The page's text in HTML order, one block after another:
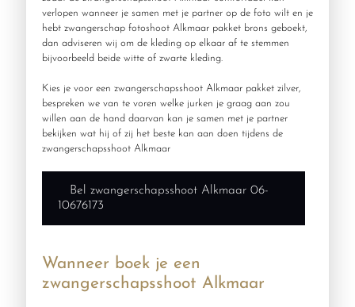
verlopen wanneer je samen met je partner op de foto wilt en je
hebt zwangerschap fotoshoot Alkmaar pakket brons geboekt,
dan adviseren wij om de kleding op elkaar af te stemmen
bijvoorbeeld beide witte of zwarte kleding.
Kies je voor een zwangerschapsshoot Alkmaar pakket zilver,
bespreken we van te voren welke jurken je graag aan zou
willen aan de hand daarvan kan je samen met je partner
bekijken wat hij of zij het beste kan aan doen tijdens de
zwangerschapsshoot Alkmaar
Bel zwangerschapsshoot Alkmaar 06-
10676173
Wanneer boek je een
zwangerschapsshoot Alkmaar